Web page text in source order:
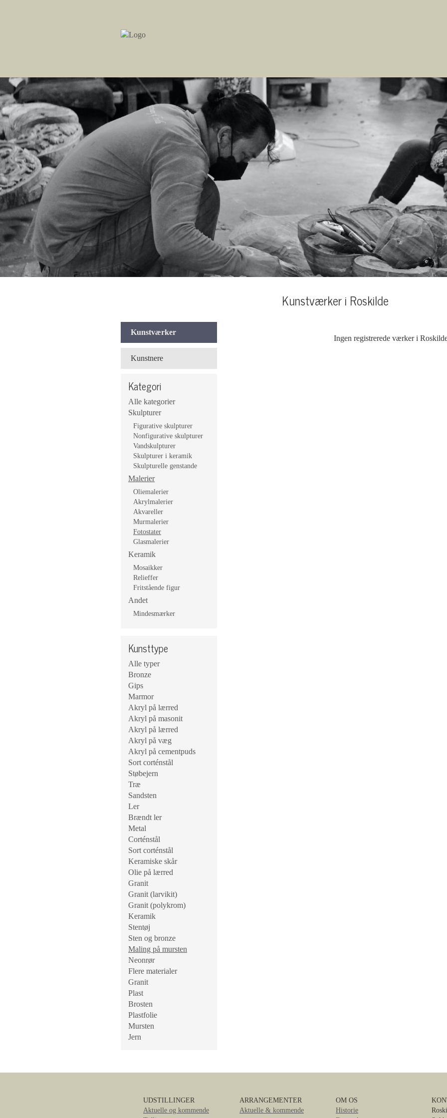
Kunstværker i Roskilde
Kunstværker
Kunstnere
Kategori
Alle kategorier
Skulpturer
Figurative skulpturer
Nonfigurative skulpturer
Vandskulpturer
Skulpturer i keramik
Skulpturelle genstande
Malerier
Oliemalerier
Akrylmalerier
Akvareller
Murmalerier
Fotostater
Glasmalerier
Keramik
Mosaikker
Relieffer
Fritstående figur
Andet
Mindesmærker
Kunsttype
Alle typer
Bronze
Gips
Marmor
Akryl på lærred
Akryl på masonit
Akryl på lærred
Akryl på væg
Akryl på cementpuds
Sort corténstål
Støbejern
Træ
Sandsten
Ler
Brændt ler
Metal
Corténstål
Sort corténstål
Keramiske skår
Olie på lærred
Granit
Granit (larvikit)
Granit (polykrom)
Keramik
Stentøj
Sten og bronze
Maling på mursten
Neonrør
Flere materialer
Granit
Plast
Brosten
Plastfolie
Mursten
Jern
Ingen registrerede værker i
UDSTILLINGER
Aktuelle og kommende
ARRANGEMENTER
Aktuelle & kommende
OM OS
Historie